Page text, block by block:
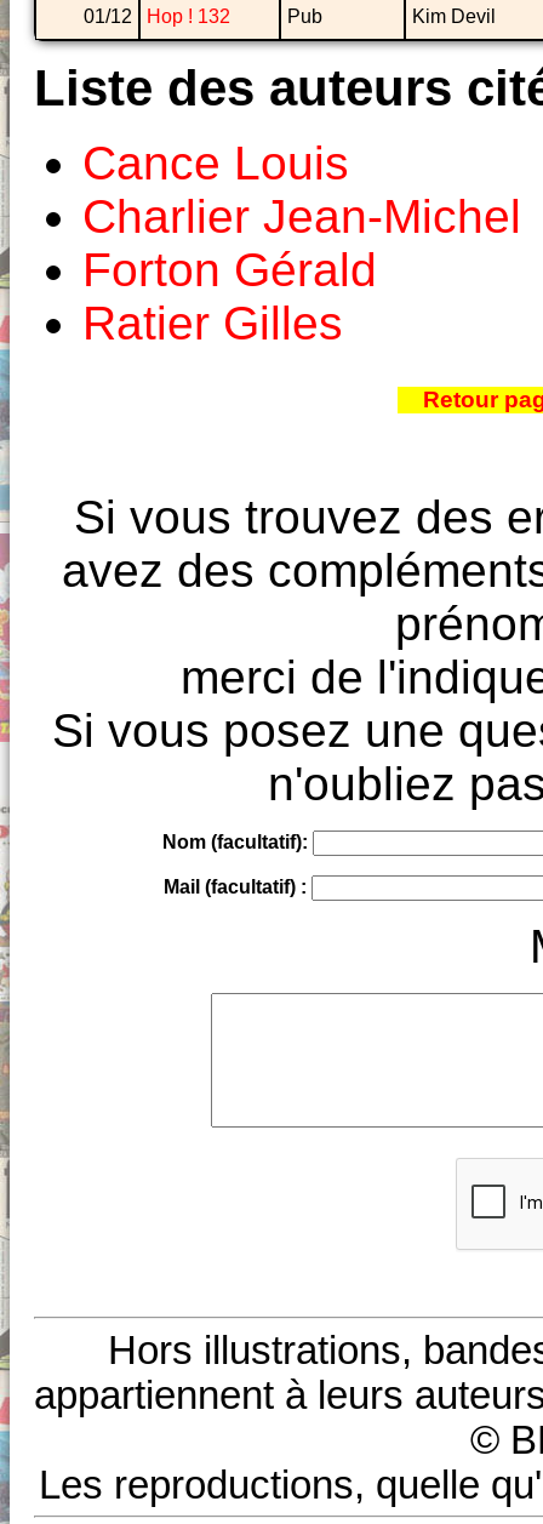
01/12 Hop ! 132 Pub Kim Devil
Liste des auteurs
Cance Louis
Charlier Jean-Michel
Forton Gérald
Ratier Gilles
Retour
Si vous trouvez des
avez des
merci de
Si vous posez une
n'oubliez
Nom (facultatif):
Mail (facultatif) :
Hors illustrations,
appartiennent à leurs
©
Les reproductions, quelle